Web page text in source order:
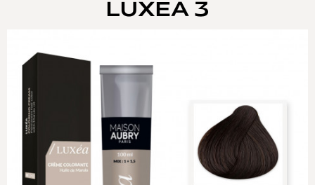
LUXEA 3